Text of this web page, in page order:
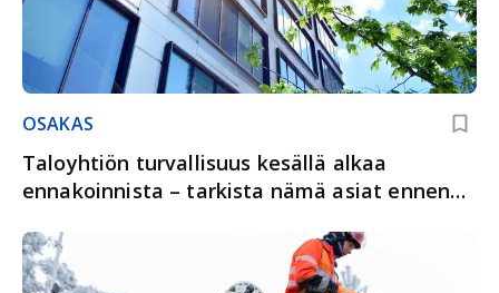
OSAKAS
Taloyhtiön turvallisuus kesällä alkaa
ennakoinnista – tarkista nämä asiat ennen